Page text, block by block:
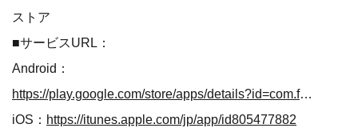
ストア
■サービスURL：
Android：
https://play.google.com/store/apps/details?id=com.frecre.englishstory
iOS： https://itunes.apple.com/jp/app/id805477882